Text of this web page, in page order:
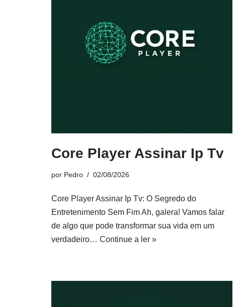
Core Player Assinar Ip Tv
por Pedro 02/08/2026
Core Player Assinar Ip Tv: O Segredo do
Entretenimento Sem Fim Ah, galera! Vamos falar
de algo que pode transformar sua vida em um
verdadeiro… Continue a ler »